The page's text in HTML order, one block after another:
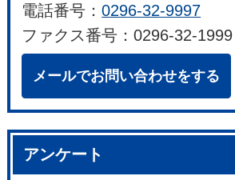
電話番号：0296-32-9997
ファクス番号：0296-32-1999
メールでお問い合わせをする
アンケート